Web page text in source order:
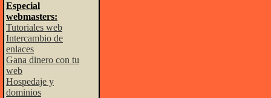
Especial
webmasters:
Tutoriales web
Intercambio de
enlaces
Gana dinero con tu
web
Hospedaje y
dominios